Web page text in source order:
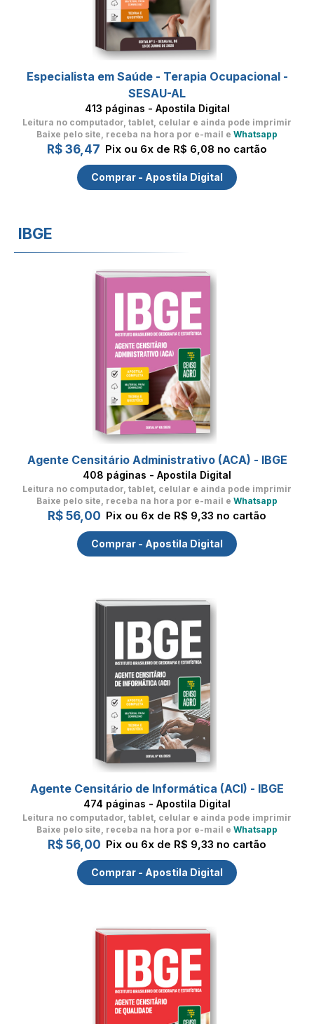
Especialista em Saúde - Terapia Ocupacional -
SESAU-AL
413 páginas - Apostila Digital
Leitura no computador, tablet, celular e ainda pode imprimir
Baixe pelo site, receba na hora por e-mail e Whatsapp
R$ 36,47 Pix ou 6x de R$ 6,08 no cartão
Comprar - Apostila Digital
IBGE
Agente Censitário Administrativo (ACA) - IBGE
408 páginas - Apostila Digital
Leitura no computador, tablet, celular e ainda pode imprimir
Baixe pelo site, receba na hora por e-mail e Whatsapp
R$ 56,00 Pix ou 6x de R$ 9,33 no cartão
Comprar - Apostila Digital
Agente Censitário de Informática (ACI) - IBGE
474 páginas - Apostila Digital
Leitura no computador, tablet, celular e ainda pode imprimir
Baixe pelo site, receba na hora por e-mail e Whatsapp
R$ 56,00 Pix ou 6x de R$ 9,33 no cartão
Comprar - Apostila Digital